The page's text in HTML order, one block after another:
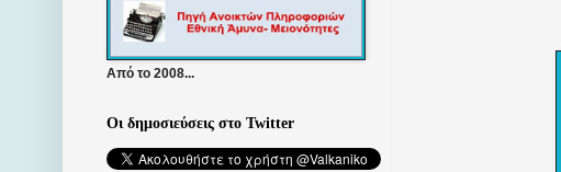
Από το 2008...
Οι δημοσιεύσεις στο Twitter